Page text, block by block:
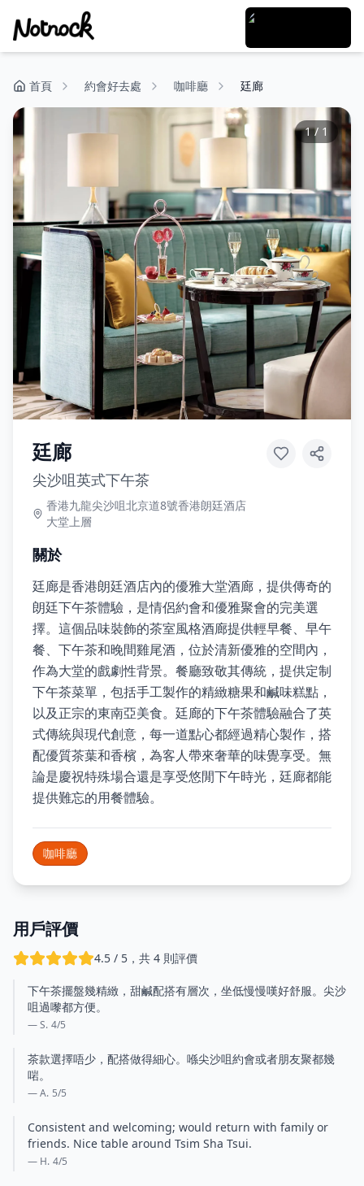
首頁 約會好去處 咖啡廳 廷廊
1/ 1
廷廊
尖沙咀英式下午茶
香港九龍尖沙咀北京道8號香港朗廷酒店
大堂上層
關於
廷廊是香港朗廷酒店內的優雅大堂酒廊，提供傳奇的
朗廷下午茶體驗，是情侶約會和優雅聚會的完美選
擇。這個品味裝飾的茶室風格酒廊提供輕早餐、早午
餐、下午茶和晚間雞尾酒，位於清新優雅的空間內，
作為大堂的戲劇性背景。餐廳致敬其傳統，提供定制
下午茶菜單，包括手工製作的精緻糖果和鹹味糕點，
以及正宗的東南亞美食。廷廊的下午茶體驗融合了英
式傳統與現代創意，每一道點心都經過精心製作，搭
配優質茶葉和香檳，為客人帶來奢華的味覺享受。無
論是慶祝特殊場合還是享受悠閒下午時光，廷廊都能
提供難忘的用餐體驗。
咖啡廳
用戶評價
4.5 / 5，共 4 則評價
下午茶擺盤幾精緻，甜鹹配搭有層次，坐低慢慢嘆好舒服。尖沙
咀過嚟都方便。
— S. 4/5
茶款選擇唔少，配搭做得細心。喺尖沙咀約會或者朋友聚都幾
啱。
— A. 5/5
Consistent and welcoming; would return with family or
friends. Nice table around Tsim Sha Tsui.
— H. 4/5